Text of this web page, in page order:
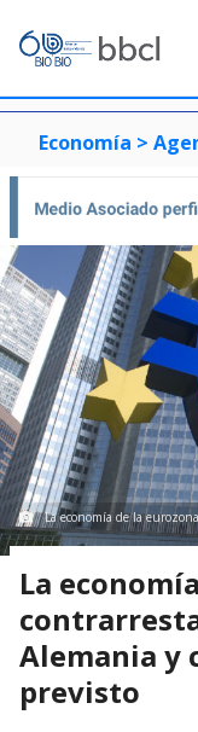
Economía >
La economía de la
La
Alemania y
previsto